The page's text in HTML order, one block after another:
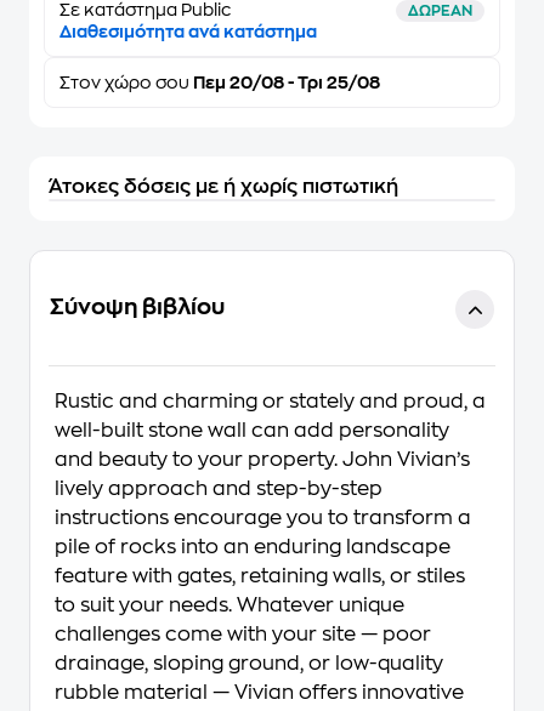
Σε κατάστημα Public ΔΩΡΕΑΝ
Διαθεσιμότητα ανά κατάστημα
Στον χώρο σου Πεμ 20/08 - Τρι 25/08
Άτοκες δόσεις με ή χωρίς πιστωτική
Σύνοψη βιβλίου
Rustic and charming or stately and proud, a
well-built stone wall can add personality
and beauty to your property. John Vivian’s
lively approach and step-by-step
instructions encourage you to transform a
pile of rocks into an enduring landscape
feature with gates, retaining walls, or stiles
to suit your needs. Whatever unique
challenges come with your site — poor
drainage, sloping ground, or low-quality
rubble material — Vivian offers innovative